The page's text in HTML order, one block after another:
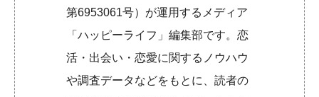
第6953061号）が運用するメディア
「ハッピーライフ」編集部です。恋
活・出会い・恋愛に関するノウハウ
や調査データなどをもとに、読者の